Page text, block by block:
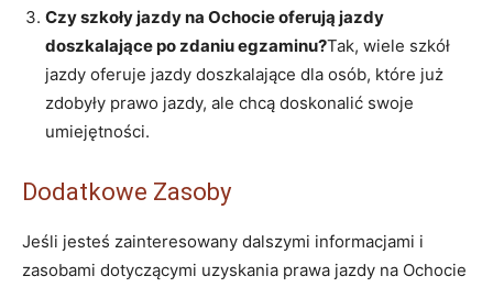
Czy szkoły jazdy na Ochocie oferują jazdy
doszkalające po zdaniu egzaminu?Tak, wiele szkół
jazdy oferuje jazdy doszkalające dla osób, które już
zdobyły prawo jazdy, ale chcą doskonalić swoje
umiejętności.
Dodatkowe Zasoby
Jeśli jesteś zainteresowany dalszymi informacjami i
zasobami dotyczącymi uzyskania prawa jazdy na Ochocie